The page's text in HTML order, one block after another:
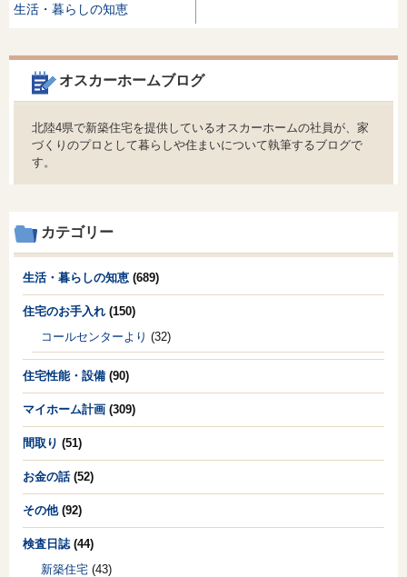
生活・暮らしの知恵
オスカーホームブログ
北陸4県で新築住宅を提供しているオスカーホームの社員が、家
づくりのプロとして暮らしや住まいについて執筆するブログで
す。
カテゴリー
生活・暮らしの知恵 (689)
住宅のお手入れ (150)
コールセンターより (32)
住宅性能・設備 (90)
マイホーム計画 (309)
間取り (51)
お金の話(52)
その他(92)
検査日誌 (44)
新築住宅 (43)